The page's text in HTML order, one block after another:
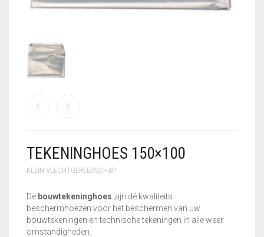
GEREEDSCHAPSSETS
KLEIN
VLECHTGEREEDSCHAP
PNEUMATISCH
SALE – UITVERKOOP
STATIONAIRE
MACHINES
TEKENINGHOES 150×100
KLEIN VLECHTGEREEDSCHAP
De bouwtekeninghoes zijn dé kwaliteits
beschermhoezen voor het beschermen van uw
bouwtekeningen en technische tekeningen in alle weer
omstandigheden.